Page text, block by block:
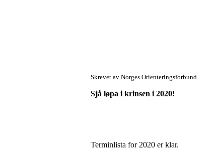
Skrevet av Norges Orienteringsforbund
Sjå løpa i krinsen i 2020!
Terminlista for 2020 er klar.